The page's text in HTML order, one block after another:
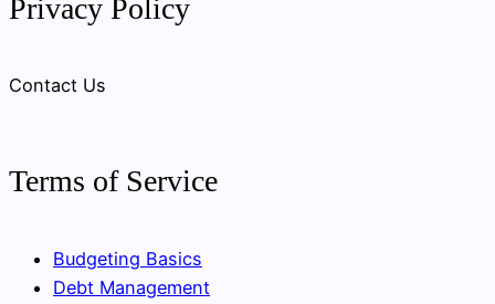
Privacy Policy
Contact Us
Terms of Service
Budgeting Basics
Debt Management